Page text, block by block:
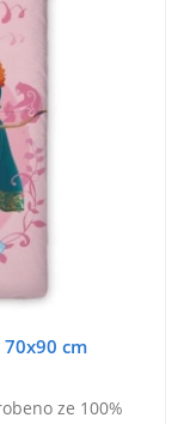
cm
ze 100%